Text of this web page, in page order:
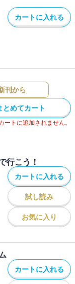
カートに入れる
刊から
とめてカート
トに追加されません。
こう！
カートに入れる
試し読み
お気に入り
カートに入れる